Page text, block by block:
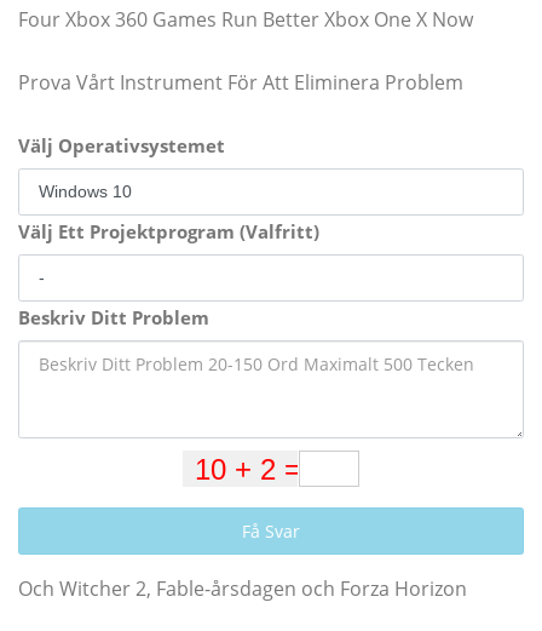
Four Xbox 360 Games Run Better Xbox One X Now
Prova Vårt Instrument För Att Eliminera Problem
Välj Operativsystemet
Välj Ett Projektprogram (Valfritt)
Beskriv Ditt Problem
Få Svar
Och Witcher 2, Fable-årsdagen och Forza Horizon